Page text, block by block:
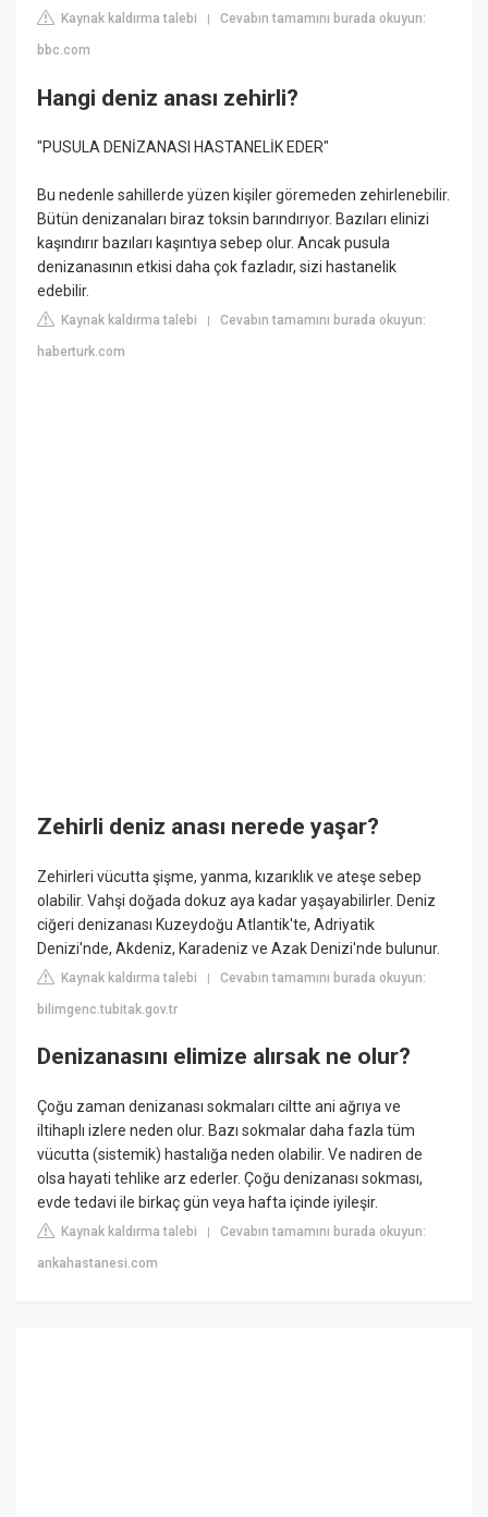
Kaynak kaldırma talebi |Cevabın tamamını burada okuyun:
bbc.com
Hangi deniz anası zehirli?
"PUSULA DENİZANASI HASTANELİK EDER"
Bu nedenle sahillerde yüzen kişiler göremeden zehirlenebilir.
Bütün denizanaları biraz toksin barındırıyor. Bazıları elinizi
kaşındırır bazıları kaşıntıya sebep olur. Ancak pusula
denizanasının etkisi daha çok fazladır, sizi hastanelik
edebilir.
Kaynak kaldırma talebi |Cevabın tamamını burada okuyun:
haberturk.com
Zehirli deniz anası nerede yaşar?
Zehirleri vücutta şişme, yanma, kızarıklık ve ateşe sebep
olabilir. Vahşi doğada dokuz aya kadar yaşayabilirler. Deniz
ciğeri denizanası Kuzeydoğu Atlantik'te, Adriyatik
Denizi'nde, Akdeniz, Karadeniz ve Azak Denizi'nde bulunur.
Kaynak kaldırma talebi |Cevabın tamamını burada okuyun:
bilimgenc.tubitak.gov.tr
Denizanasını elimize alırsak ne olur?
Çoğu zaman denizanası sokmaları ciltte ani ağrıya ve
iltihaplı izlere neden olur. Bazı sokmalar daha fazla tüm
vücutta (sistemik) hastalığa neden olabilir. Ve nadiren de
olsa hayati tehlike arz ederler. Çoğu denizanası sokması,
evde tedavi ile birkaç gün veya hafta içinde iyileşir.
Kaynak kaldırma talebi |Cevabın tamamını burada okuyun:
ankahastanesi.com